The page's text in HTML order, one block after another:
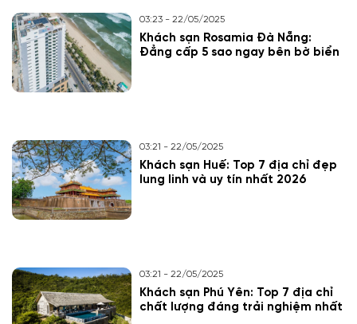
03:23 - 22/05/2025
Khách sạn Rosamia Đà Nẵng:
Đẳng cấp 5 sao ngay bên bờ biển
03:21 - 22/05/2025
Khách sạn Huế: Top 7 địa chỉ đẹp
lung linh và uy tín nhất 2026
03:21 - 22/05/2025
Khách sạn Phú Yên: Top 7 địa chỉ
chất lượng đáng trải nghiệm nhất